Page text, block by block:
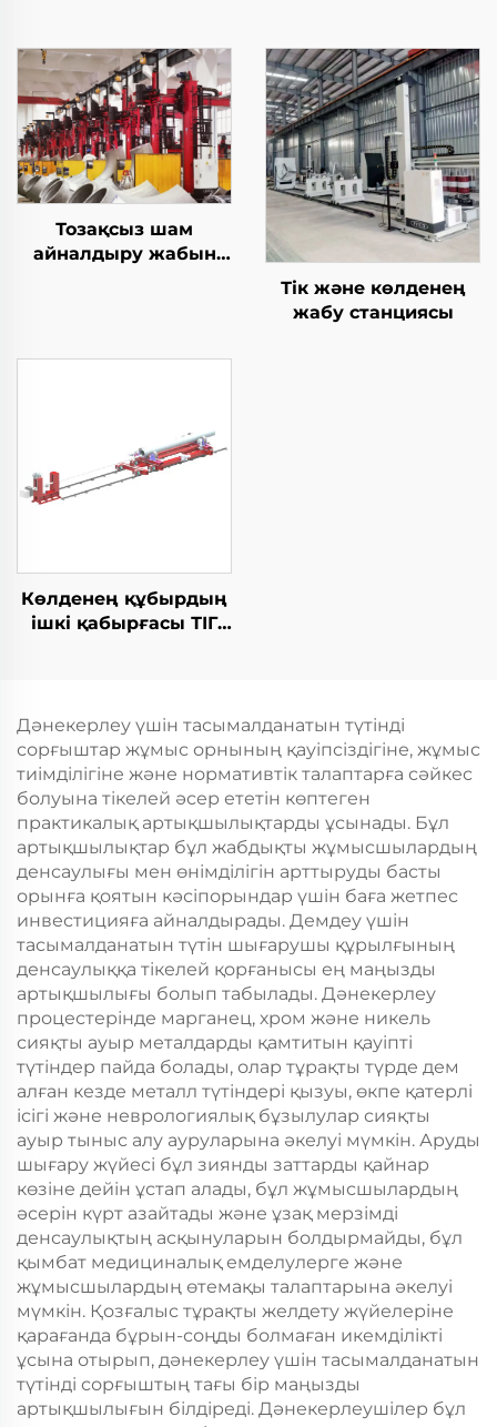
Тозақсыз шам
айналдыру жабын
Тік және көлденең
жабу станциясы
Көлденең құбырдың
ішкі қабырғасы ТІГ
Дәнекерлеу үшін тасымалданатын түтінді
сорғыштар жұмыс орнының қауіпсіздігіне, жұмыс
тиімділігіне және нормативтік талаптарға сәйкес
болуына тікелей әсер ететін көптеген
практикалық артықшылықтарды ұсынады. Бұл
артықшылықтар бұл жабдықты жұмысшылардың
денсаулығы мен өнімділігін арттыруды басты
орынға қоятын кәсіпорындар үшін баға жетпес
инвестицияға айналдырады. Демдеу үшін
тасымалданатын түтін шығарушы құрылғының
денсаулыққа тікелей қорғанысы ең маңызды
артықшылығы болып табылады. Дәнекерлеу
процестерінде марганец, хром және никель
сияқты ауыр металдарды қамтитын қауіпті
түтіндер пайда болады, олар тұрақты түрде дем
алған кезде металл түтіндері қызуы, өкпе қатерлі
ісігі және неврологиялық бұзылулар сияқты
ауыр тыныс алу ауруларына әкелуі мүмкін. Аруды
шығару жүйесі бұл зиянды заттарды қайнар
көзіне дейін ұстап алады, бұл жұмысшылардың
әсерін күрт азайтады және ұзақ мерзімді
денсаулықтың асқынуларын болдырмайды, бұл
қымбат медициналық емделулерге және
жұмысшылардың өтемақы талаптарына әкелуі
мүмкін. Қозғалыс тұрақты желдету жүйелеріне
қарағанда бұрын-соңды болмаған икемділікті
ұсына отырып, дәнекерлеу үшін тасымалданатын
түтінді сорғыштың тағы бір маңызды
артықшылығын білдіреді. Дәнекерлеушілер бұл